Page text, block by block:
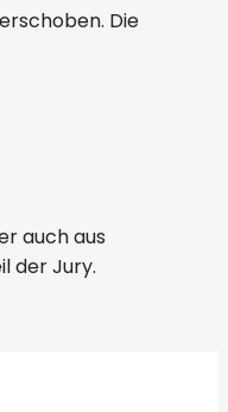
Die
auch aus
der Jury.